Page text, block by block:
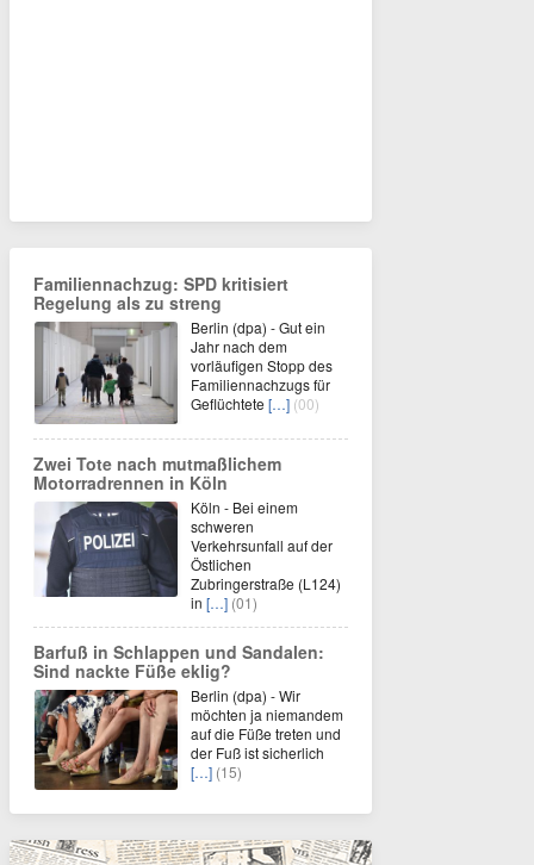
Familiennachzug: SPD kritisiert
Regelung als zu streng
Berlin (dpa) - Gut ein
Jahr nach dem
vorläufigen Stopp des
Familiennachzugs für
Geflüchtete […] (00)
Zwei Tote nach mutmaßlichem
Motorradrennen in Köln
Köln - Bei einem
schweren
Verkehrsunfall auf der
Östlichen
Zubringerstraße (L124)
in […] (01)
Barfuß in Schlappen und Sandalen:
Sind nackte Füße eklig?
Berlin (dpa) - Wir
möchten ja niemandem
auf die Füße treten und
der Fuß ist sicherlich
[…] (15)